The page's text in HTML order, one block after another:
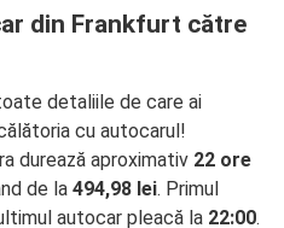
din Frankfurt către
detaliile de care ai
cu autocarul!
durează aproximativ 22 ore
de la 494,98 lei. Primul
autocar pleacă la 22:00.